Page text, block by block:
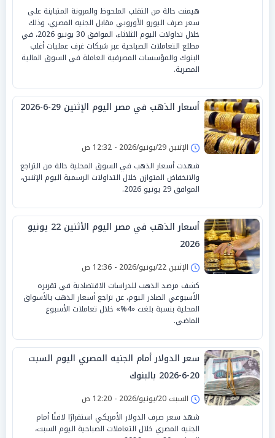
هيمنت حالة من التقلب الملحوظ والمرونة المتباينة على
سعر صرف اليورو الأوروبي مقابل الجنيه المصري، وذلك
خلال تداولات اليوم الثلاثاء، الموافق 30 يونيو 2026، في
مطلع التعاملات الصباحية عبر شبكات غرف عمليات أغلب
البنوك والمؤسسات المصرفية العاملة في السوق المالية
المصرية.
أسعار الذهب في مصر اليوم الإثنين 29-6-2026
الإثنين 29/يونيو/2026 - 12:32 ص
شهدت أسعار الذهب في السوق المحلية حالة من التراجع
والانخفاض المتوازن خلال التداولات الرسمية اليوم الإثنين،
الموافق 29 يونيو 2026.
أسعار الذهب في مصر اليوم الأثنين 22 يونيو
2026
الإثنين 22/يونيو/2026 - 12:36 ص
كشف مرصد الذهب للدراسات الاقتصادية في تقريره
الأسبوعي الصادر اليوم، عن تراجع أسعار الذهب بالأسواق
المحلية بنسبة بلغت «4%» خلال تعاملات الأسبوع
الماضي.
سعر الدولار أمام الجنيه المصري اليوم السبت
20-6-2026 بالبنوك
السبت 20/يونيو/2026 - 12:20 ص
شهد سعر صرف الدولار الأمريكي استقرارًا لافتًا أمام
الجنيه المصري خلال التعاملات الصباحية اليوم السبت،